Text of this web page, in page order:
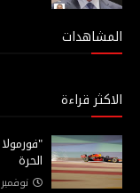
المشاهدات
الاكثر قراءة
الحرة
نوفمبر 28, 2020